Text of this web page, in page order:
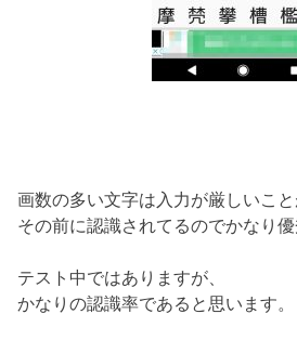
画数の多い文字は入力が厳しいこ
その前に認識されてるのでかなり優
テスト中ではありますが、
かなりの認識率であると思います。